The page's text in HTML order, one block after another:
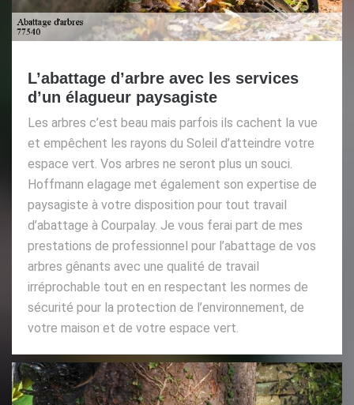
L’abattage d’arbre avec les services
d’un élagueur paysagiste
Les arbres c’est beau mais parfois ils cachent la vue
et empêchent les rayons du Soleil d’atteindre votre
espace vert. Vos arbres ne seront plus un souci.
Hoffmann elagage met également son expertise de
paysagiste à votre disposition pour tout travail
d’abattage à Courpalay. Je vous ferai part de mes
prestations de professionnel pour l’abattage de vos
arbres gênants avec une qualité de travail
irréprochable tout en en respectant les normes de
sécurité pour la protection de l’environnement, de
votre maison et de votre espace vert.